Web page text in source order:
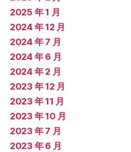
2025 年 1 月
2024 年 12 月
2024 年 7 月
2024 年 6 月
2024 年 2 月
2023 年 12 月
2023 年 11 月
2023 年 10 月
2023 年 7 月
2023 年 6 月